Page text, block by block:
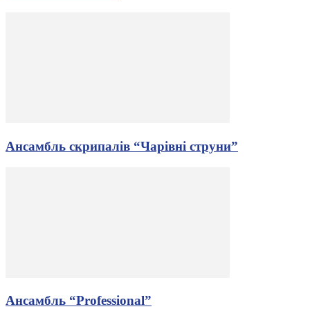
Ансамбль скрипалів “Чарівні струни”
Ансамбль “Professional”